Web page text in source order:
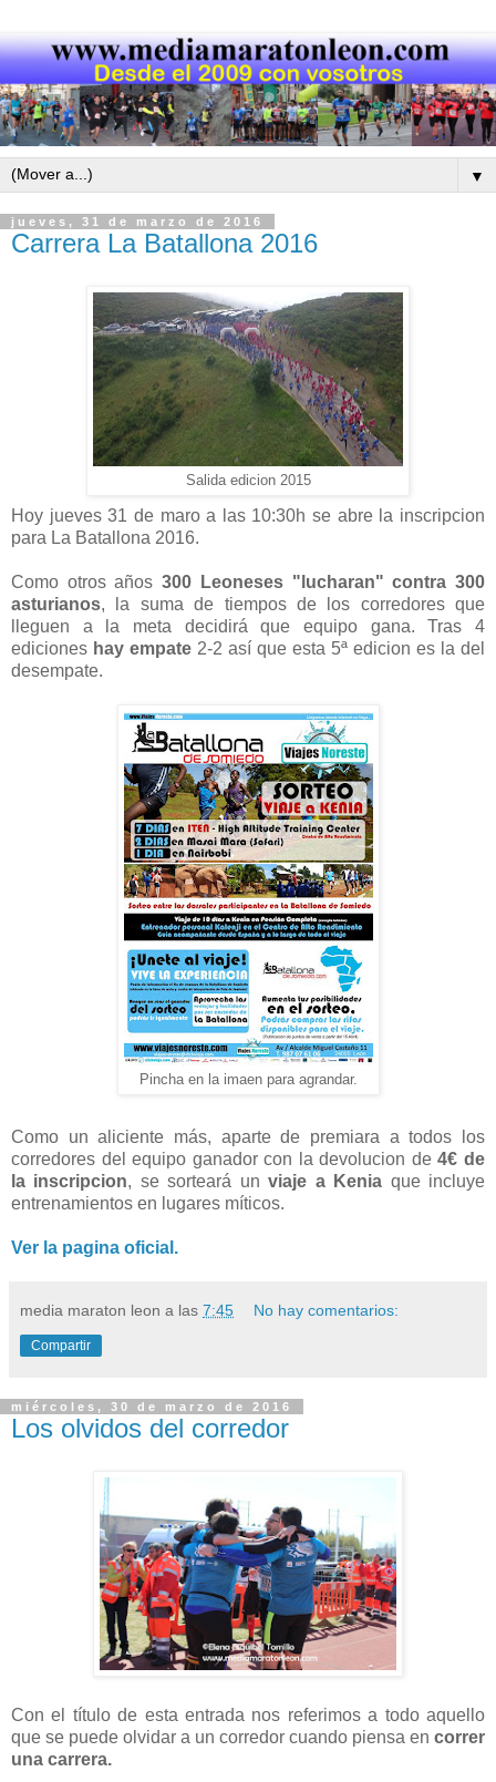
▼
jueves, 31 de marzo de 2016
Carrera La Batallona 2016
Salida edicion 2015
Hoy jueves 31 de maro a las 10:30h se abre la inscripcion
para La Batallona 2016.
Como otros años300 Leoneses "lucharan" contra 300
asturianos, la suma de tiempos de los corredores que
lleguen a la meta decidirá que equipo gana. Tras 4
ediciones hay empate 2-2 así que esta 5ª edicion es la del
desempate.
Pincha en la imaen para agrandar.
Como un aliciente más, aparte de premiara a todos los
corredores del equipo ganador con la devolucion de4€ de
la inscripcion, se sorteará un viaje a Kenia que incluye
entrenamientos en lugares míticos.
Ver la pagina oficial.
media maraton leon a las 7:45 No hay comentarios:
Compartir
miércoles, 30 de marzo de 2016
Los olvidos del corredor
Con el título de esta entrada nos referimos a todo aquello
que se puede olvidar a un corredor cuando piensa en correr
una carrera.